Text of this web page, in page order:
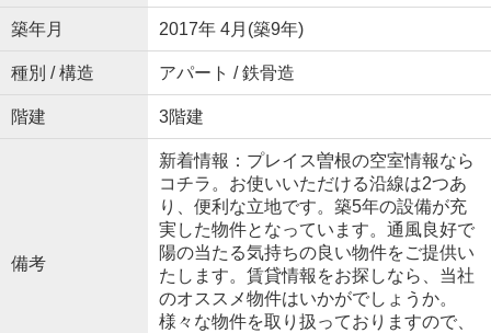
築年月 2017年 4月(築9年)
種別 / 構造 アパート / 鉄骨造
階建 3階建
備考
新着情報：プレイス曽根の空室情報なら
コチラ。お使いいただける沿線は2つあ
り、便利な立地です。築5年の設備が充
実した物件となっています。通風良好で
陽の当たる気持ちの良い物件をご提供い
たします。賃貸情報をお探しなら、当社
のオススメ物件はいかがでしょうか。
様々な物件を取り扱っておりますので、